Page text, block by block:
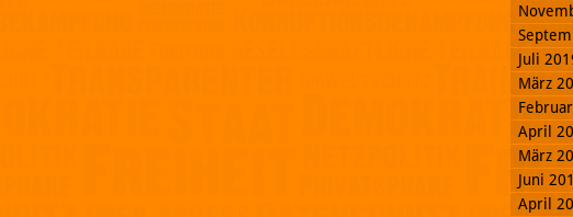
Juli
März
April
März
Juni
April